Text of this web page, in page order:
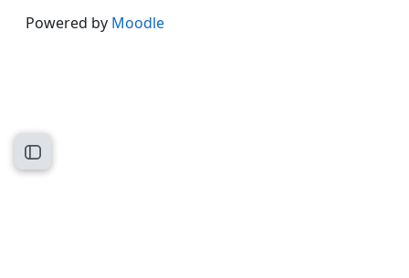
Kursindex öffnen
Powered by Moodle